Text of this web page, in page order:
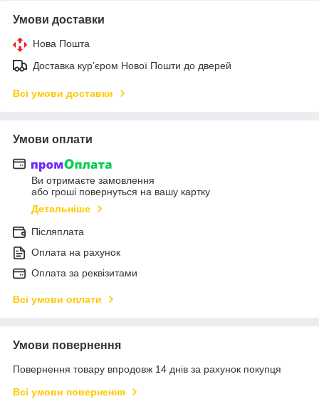
Умови доставки
Нова Пошта
Доставка кур’єром Нової Пошти до дверей
Всі умови доставки
Умови оплати
Ви отримаєте замовлення
або гроші повернуться на вашу картку
Детальніше
Післяплата
Оплата на рахунок
Оплата за реквізитами
Всі умови оплати
Умови повернення
Повернення товару впродовж 14 днів за рахунок покупця
Всі умови повернення